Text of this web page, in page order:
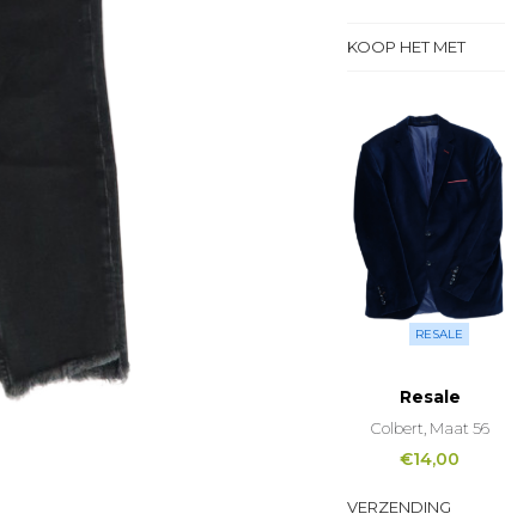
KOOP HET MET
RESALE
Resale
Colbert, Maat 56
€14,00
VERZENDING